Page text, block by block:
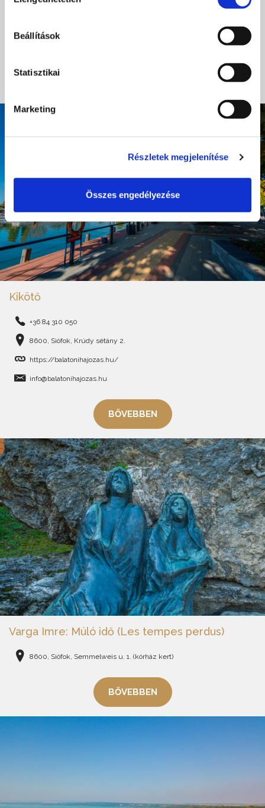
Beállítások
Statisztikai
Marketing
Részletek megjelenítése
Összes engedélyezése
8600, Siófok, Molnár kapitány u. 25
Kikötő
+36 84 310 050
8600, Siófok, Krúdy sétány 2.
https://balatonihajozas.hu/
info@balatonihajozas.hu
BŐVEBBEN
Varga Imre: Múló idő (Les tempes perdus)
8600, Siófok, Semmelweis u. 1. (kórház kert)
BŐVEBBEN